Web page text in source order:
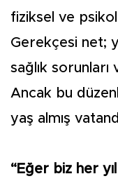
fiziksel ve
Gerekçesi net;
sağlık
Ancak bu
yaş almış
“Eğer biz her